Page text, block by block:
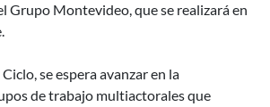
Grupo Montevideo, que se realizará en
se espera avanzar en la
de trabajo multiactorales que